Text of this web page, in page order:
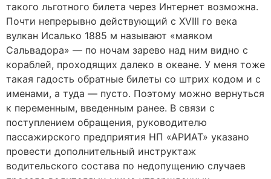
такого льготного билета через Интернет возможна.
Почти непрерывно действующий с XVIII го века
вулкан Исалько 1885 м называют «маяком
Сальвадора» — по ночам зарево над ним видно с
кораблей, проходящих далеко в океане. У меня тоже
такая гадость обратные билеты со штрих кодом и с
именами, а туда — пусто. Поэтому можно вернуться
к переменным, введенным ранее. В связи с
поступлением обращения, руководителю
пассажирского предприятия НП «АРИАТ» указано
провести дополнительный инструктаж
водительского состава по недопущению случаев